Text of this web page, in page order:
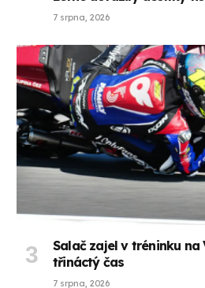
7 srpna, 2026
Salač zajel v tréninku na
třináctý čas
7 srpna, 2026